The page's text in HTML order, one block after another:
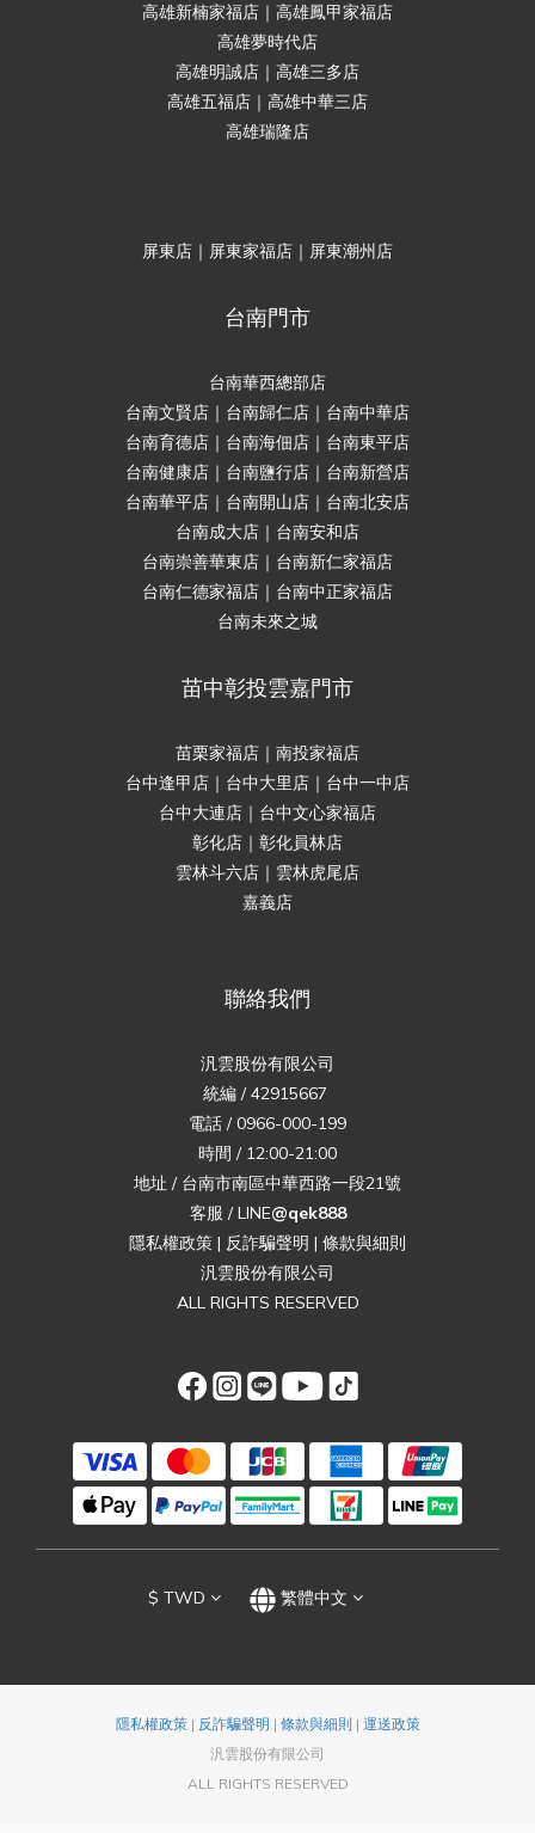
高雄新楠家福店｜高雄鳳甲家福店
高雄夢時代店
高雄明誠店｜高雄三多店
高雄五福店｜高雄中華三店
高雄瑞隆店
屏東店｜屏東家福店｜屏東潮州店
台南門市
台南華西總部店
台南文賢店｜台南歸仁店｜台南中華店
台南育德店｜台南海佃店｜台南東平店
台南健康店｜台南鹽行店｜台南新營店
台南華平店｜台南開山店｜台南北安店
台南成大店｜台南安和店
台南崇善華東店｜台南新仁家福店
台南仁德家福店｜台南中正家福店
台南未來之城
苗中彰投雲嘉門市
苗栗家福店｜南投家福店
台中逢甲店｜台中大里店｜台中一中店
台中大連店｜台中文心家福店
彰化店｜彰化員林店
雲林斗六店｜雲林虎尾店
嘉義店
聯絡我們
汎雲股份有限公司
統編 / 42915667
電話 / 0966-000-199
時間 / 12:00-21:00
地址 / 台南市南區中華西路一段21號
客服 / LINE@qek888
隱私權政策 | 反詐騙聲明 | 條款與細則
汎雲股份有限公司
ALL RIGHTS RESERVED
$ TWD 繁體中文
隱私權政策| 反詐騙聲明 | 條款與細則 | 運送政策
汎雲股份有限公司
ALL RIGHTS RESERVED